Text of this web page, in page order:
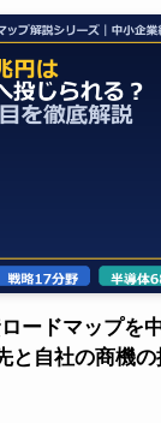
ロードマップを
と自社の商機